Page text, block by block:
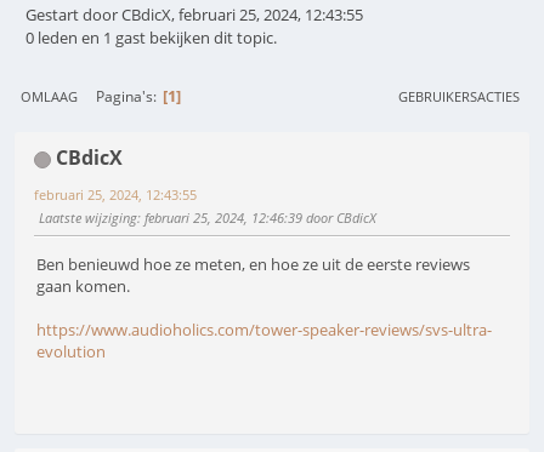
Gestart door CBdicX, februari 25, 2024, 12:43:55
0 leden en 1 gast bekijken dit topic.
OMLAAG Pagina's 1 GEBRUIKERSACTIES
CBdicX
februari 25, 2024, 12:43:55
Laatste wijziging: februari 25, 2024, 12:46:39 door CBdicX
Ben benieuwd hoe ze meten, en hoe ze uit de eerste reviews
gaan komen.
https://www.audioholics.com/tower-speaker-reviews/svs-ultra-
evolution